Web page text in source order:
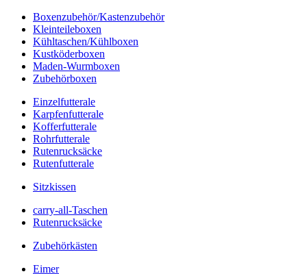
Boxenzubehör/Kastenzubehör
Kleinteileboxen
Kühltaschen/Kühlboxen
Kustköderboxen
Maden-Wurmboxen
Zubehörboxen
Einzelfutterale
Karpfenfutterale
Kofferfutterale
Rohrfutterale
Rutenrucksäcke
Rutenfutterale
Sitzkissen
carry-all-Taschen
Rutenrucksäcke
Zubehörkästen
Eimer